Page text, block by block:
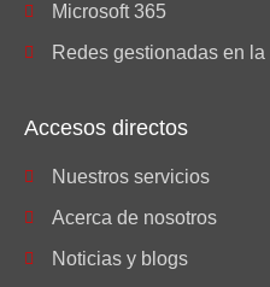
Microsoft 365
Redes gestionadas en la
Accesos directos
Nuestros servicios
Acerca de nosotros
Noticias y blogs